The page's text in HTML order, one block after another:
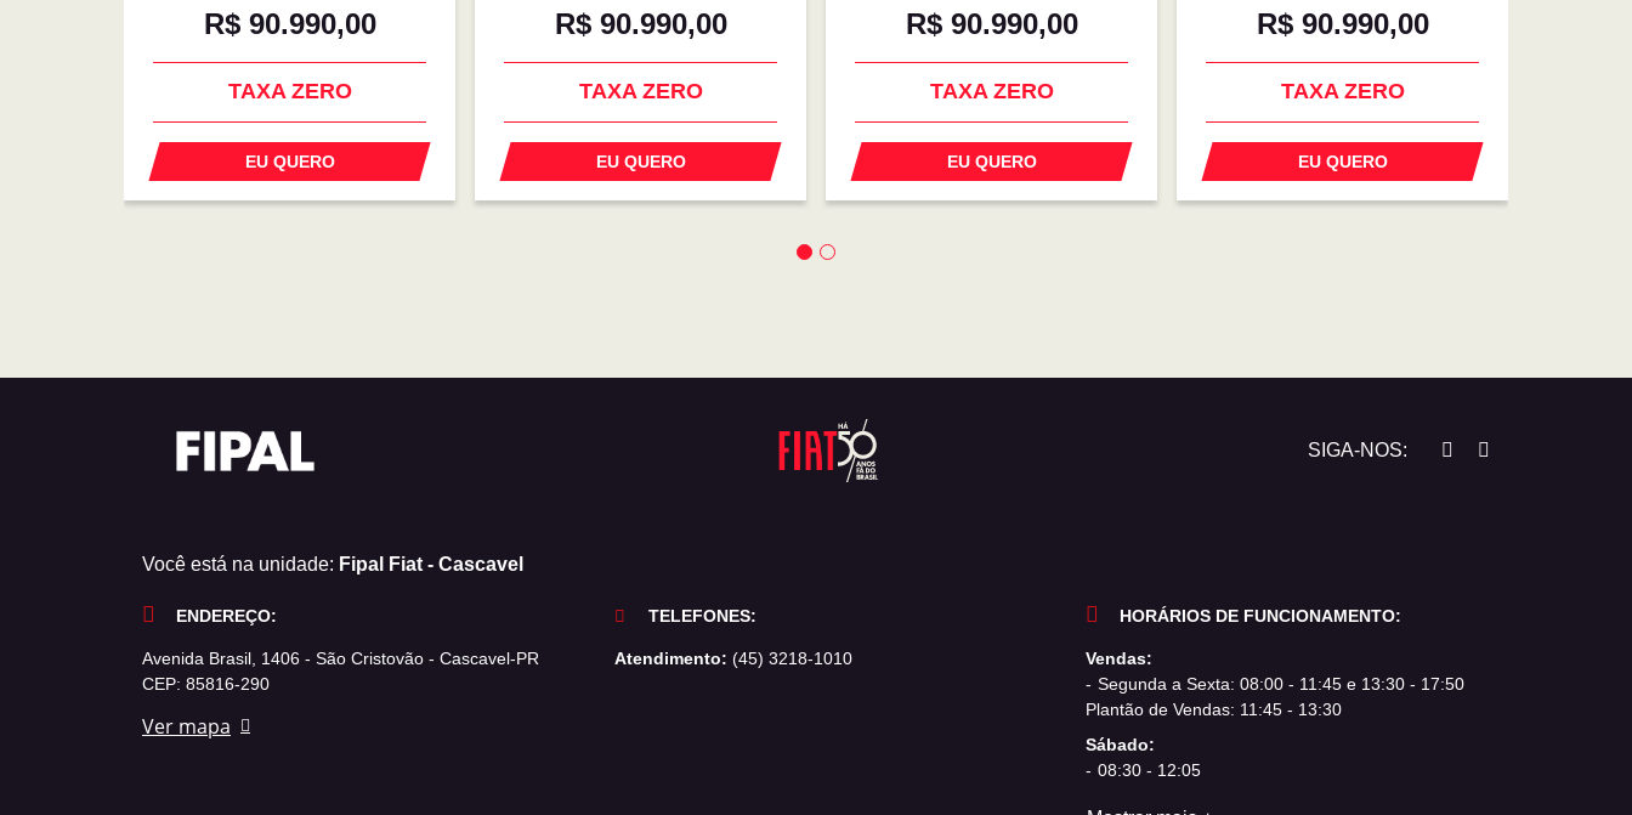
R$ 90.990,00
TAXA ZERO
EU QUERO
R$ 90.990,00
TAXA ZERO
EU QUERO
R$ 90.990,00
TAXA ZERO
EU QUERO
R$ 90.990,00
TAXA ZERO
EU QUERO
SIGA-NOS:
Você está na unidade: Fipal Fiat - Cascavel
ENDEREÇO:
Avenida Brasil, 1406 - São Cristovão - Cascavel-PR
CEP: 85816-290
Ver mapa
TELEFONES:
Atendimento: (45) 3218-1010
HORÁRIOS DE FUNCIONAMENTO:
Vendas:
Segunda a Sexta: 08:00 - 11:45 e 13:30 - 17:50
Plantão de Vendas: 11:45 - 13:30
Sábado:
08:30 - 12:05